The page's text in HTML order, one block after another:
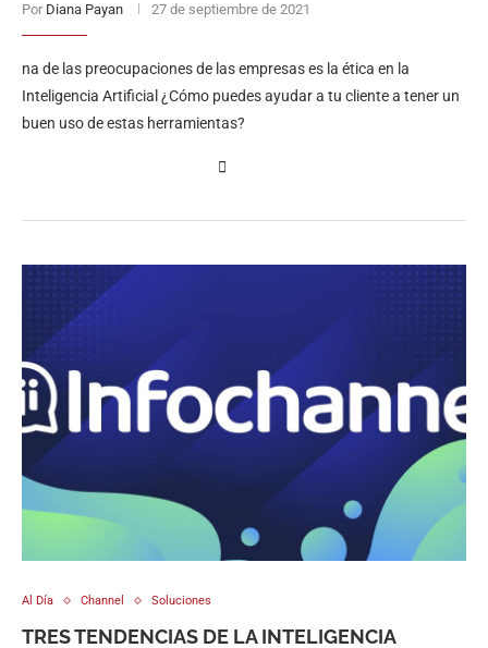
Por Diana Payan 27 de septiembre de 2021
na de las preocupaciones de las empresas es la ética en la
Inteligencia Artificial ¿Cómo puedes ayudar a tu cliente a tener un
buen uso de estas herramientas?
Al Día Channel Soluciones
TRES TENDENCIAS DE LA INTELIGENCIA